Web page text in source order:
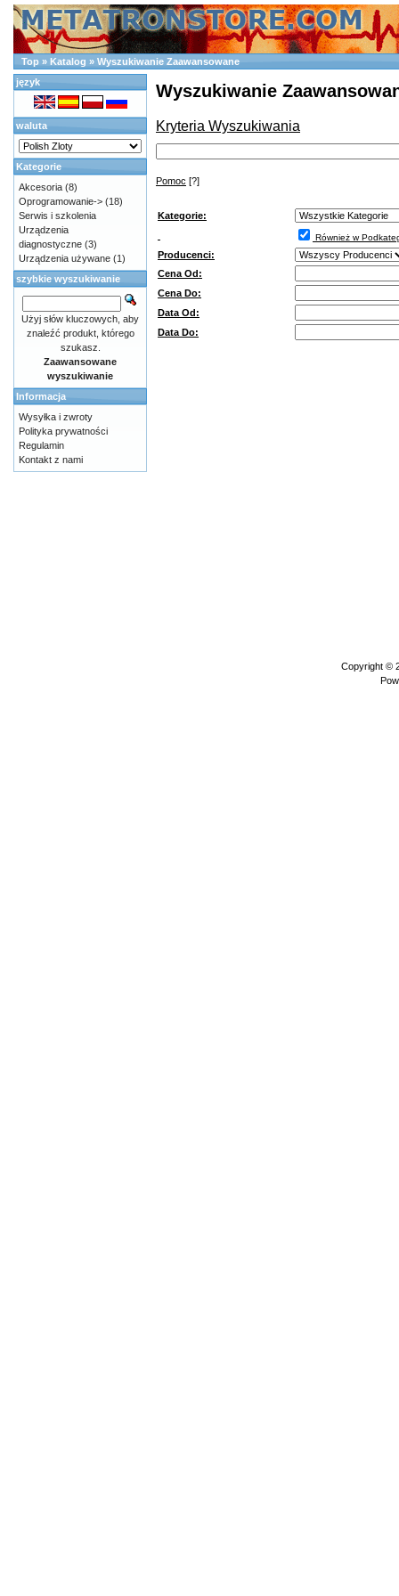
Top » Katalog » Wyszukiwanie Zaawansowane
Wyszukiwanie
Kryteria Wyszukiwania
Pomoc [?]
Kategorie:
Również w
Producenci:
Cena Od:
Cena Do:
Data Od:
Data Do:
język
waluta
Kategorie
Akcesoria (8)
Oprogramowanie-> (18)
Serwis i szkolenia
Urządzenia
diagnostyczne (3)
Urządzenia używane (1)
szybkie wyszukiwanie
Użyj słów kluczowych, aby
znaleźć produkt, którego
szukasz.
Zaawansowane
wyszukiwanie
Informacja
Wysyłka i zwroty
Polityka prywatności
Regulamin
Kontakt z nami
Copyright ©